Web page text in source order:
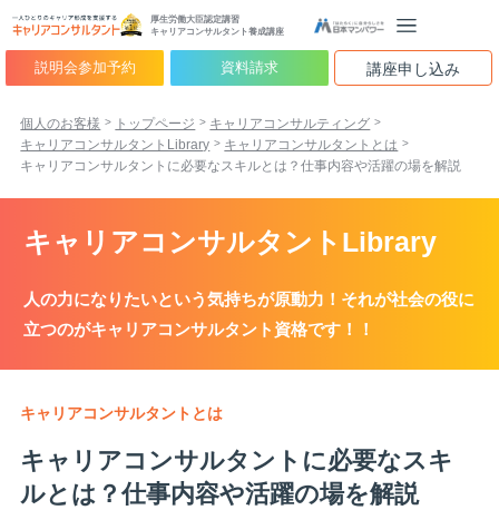
厚生労働大臣認定講習
キャリアコンサルタント養成講座
説明会参加予約 資料請求 講座申し込み
個人のお客様 トップページ
キャリアコンサルティング
キャリアコンサルタントLibrary
キャリアコンサルタントとは
キャリアコンサルタントに必要なスキルとは？仕事内容や活躍の場を解説
キャリアコンサルタントLibrary
人の力になりたいという気持ちが原動力！それが社会の役に
立つのがキャリアコンサルタント資格です！！
キャリアコンサルタントとは
キャリアコンサルタントに必要なスキ
ルとは？仕事内容や活躍の場を解説